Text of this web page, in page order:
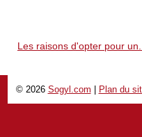
Les raisons d'opter pour
© 2026 Sogyl.com Plan du